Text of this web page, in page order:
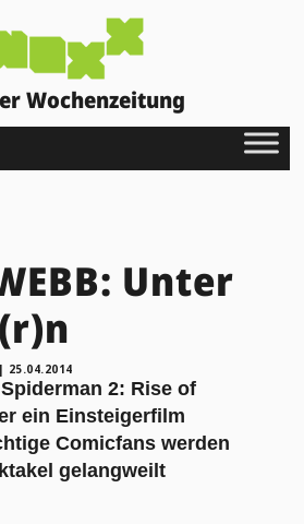
Wochenzeitung
Unter
| 25.04.2014
2: Rise of
ein Einsteigerfilm
Comicfans werden
gelangweilt